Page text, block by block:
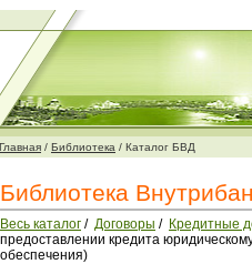
Главная / Библиотека / Каталог БВД
Библиотека
Весь каталог / Договоры / Кредитные
предоставлении кредита
обеспечения)